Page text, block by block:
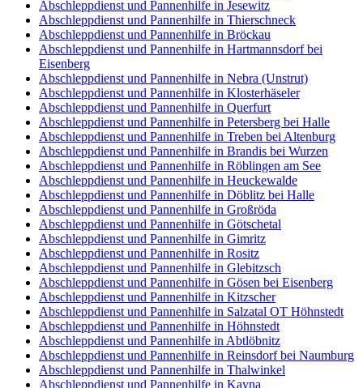
Abschleppdienst und Pannenhilfe in Jesewitz
Abschleppdienst und Pannenhilfe in Thierschneck
Abschleppdienst und Pannenhilfe in Bröckau
Abschleppdienst und Pannenhilfe in Hartmannsdorf bei
Eisenberg
Abschleppdienst und Pannenhilfe in Nebra (Unstrut)
Abschleppdienst und Pannenhilfe in Klosterhäseler
Abschleppdienst und Pannenhilfe in Querfurt
Abschleppdienst und Pannenhilfe in Petersberg bei Halle
Abschleppdienst und Pannenhilfe in Treben bei Altenburg
Abschleppdienst und Pannenhilfe in Brandis bei Wurzen
Abschleppdienst und Pannenhilfe in Röblingen am See
Abschleppdienst und Pannenhilfe in Heuckewalde
Abschleppdienst und Pannenhilfe in Döblitz bei Halle
Abschleppdienst und Pannenhilfe in Großröda
Abschleppdienst und Pannenhilfe in Götschetal
Abschleppdienst und Pannenhilfe in Gimritz
Abschleppdienst und Pannenhilfe in Rositz
Abschleppdienst und Pannenhilfe in Glebitzsch
Abschleppdienst und Pannenhilfe in Gösen bei Eisenberg
Abschleppdienst und Pannenhilfe in Kitzscher
Abschleppdienst und Pannenhilfe in Salzatal OT Höhnstedt
Abschleppdienst und Pannenhilfe in Höhnstedt
Abschleppdienst und Pannenhilfe in Abtlöbnitz
Abschleppdienst und Pannenhilfe in Reinsdorf bei Naumburg
Abschleppdienst und Pannenhilfe in Thalwinkel
Abschleppdienst und Pannenhilfe in Kayna